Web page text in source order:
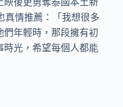
映後更勇奪泰國本土新
真情推薦：「我想很多
們年輕時，那段擁有初
時光，希望每個人都能